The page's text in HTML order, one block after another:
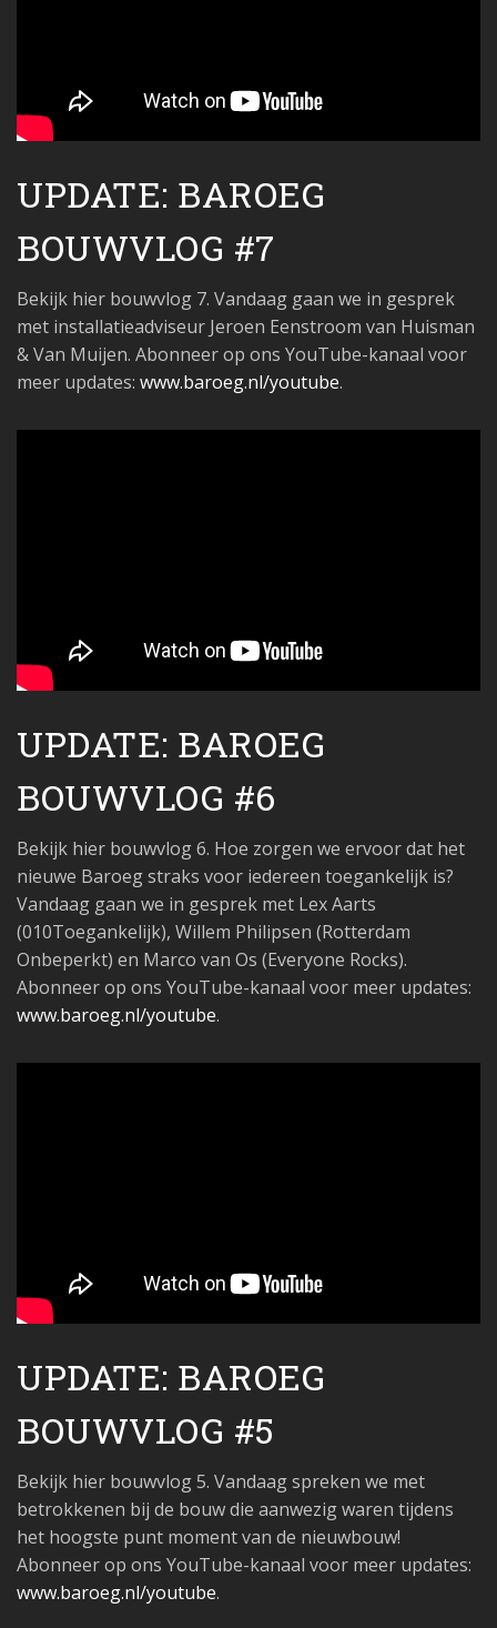
UPDATE: BAROEG
BOUWVLOG #7
Bekijk hier bouwvlog 7. Vandaag gaan we in gesprek
met installatieadviseur Jeroen Eenstroom van Huisman
& Van Muijen. Abonneer op ons YouTube-kanaal voor
meer updates: www.baroeg.nl/youtube.
UPDATE: BAROEG
BOUWVLOG #6
Bekijk hier bouwvlog 6. Hoe zorgen we ervoor dat het
nieuwe Baroeg straks voor iedereen toegankelijk is?
Vandaag gaan we in gesprek met Lex Aarts
(010Toegankelijk), Willem Philipsen (Rotterdam
Onbeperkt) en Marco van Os (Everyone Rocks).
Abonneer op ons YouTube-kanaal voor meer updates:
www.baroeg.nl/youtube.
UPDATE: BAROEG
BOUWVLOG #5
Bekijk hier bouwvlog 5. Vandaag spreken we met
betrokkenen bij de bouw die aanwezig waren tijdens
het hoogste punt moment van de nieuwbouw!
Abonneer op ons YouTube-kanaal voor meer updates:
www.baroeg.nl/youtube.